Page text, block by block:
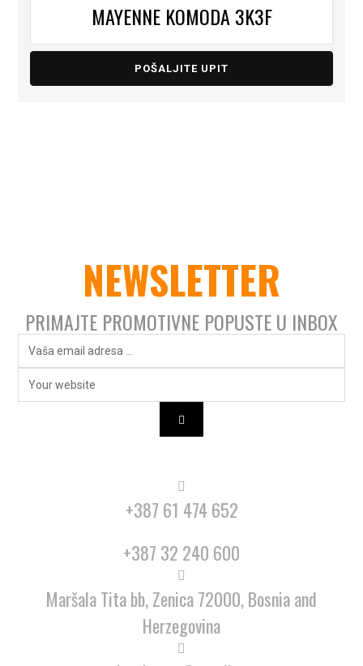
MAYENNE KOMODA 3K3F
POŠALJITE UPIT
NEWSLETTER
PRIMAJTE PROMOTIVNE POPUSTE U INBOX
+387 61 474 652
+387 32 240 600
Maršala Tita bb, Zenica 72000, Bosnia and
Herzegovina